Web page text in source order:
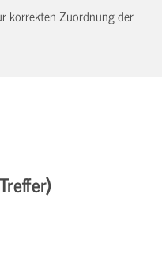
korrekten Zuordnung der